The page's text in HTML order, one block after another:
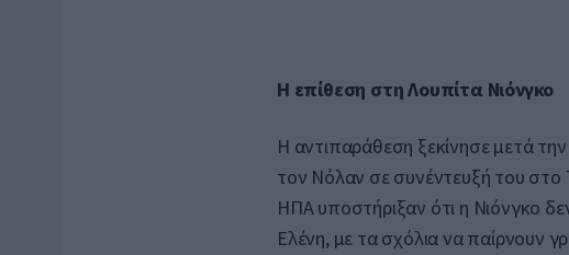
Η επίθεση στη Λουπίτα Νιόνγκο
Η αντιπαράθεση ξεκίνησε μετά
τον Νόλαν σε συνέντευξή του στο
ΗΠΑ υποστήριξαν ότι η Νιόνγκο
Ελένη, με τα σχόλια να παίρνουν